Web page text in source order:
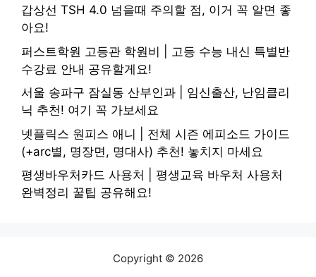
갑상선 TSH 4.0 넘을때 주의할 점, 이거 꼭 알면 좋
아요!
퍼스트학원 고등관 학원비 | 고등 수능 내신 특별반
수강료 안내 공유할게요!
서울 송파구 잠실동 산부인과 | 임신출산, 난임클리
닉 추천! 여기 꼭 가보세요
넷플릭스 원피스 애니 | 전체 시즌 에피소드 가이드
(+arc별, 명장면, 명대사) 추천! 놓치지 마세요
평생바우처카드 사용처 | 평생교육 바우처 사용처
완벽정리 꿀팁 공유해요!
Copyright © 2026